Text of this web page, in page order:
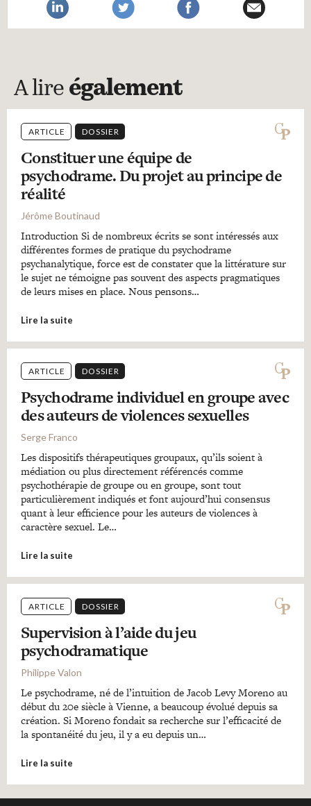
A lire également
ARTICLE DOSSIER
Constituer une équipe de
psychodrame. Du projet au principe de
réalité
Jérôme Boutinaud
Introduction Si de nombreux écrits se sont intéressés aux
différentes formes de pratique du psychodrame
psychanalytique, force est de constater que la littérature sur
le sujet ne témoigne pas souvent des aspects pragmatiques
de leurs mises en place. Nous pensons…
Lire la suite
ARTICLE DOSSIER
Psychodrame individuel en groupe avec
des auteurs de violences sexuelles
Serge Franco
Les dispositifs thérapeutiques groupaux, qu’ils soient à
médiation ou plus directement référencés comme
psychothérapie de groupe ou en groupe, sont tout
particulièrement indiqués et font aujourd’hui consensus
quant à leur efficience pour les auteurs de violences à
caractère sexuel. Le…
Lire la suite
ARTICLE DOSSIER
Supervision à l’aide du jeu
psychodramatique
Philippe Valon
Le psychodrame, né de l’intuition de Jacob Levy Moreno au
début du 20e siècle à Vienne, a beaucoup évolué depuis sa
création. Si Moreno fondait sa recherche sur l’efficacité de
la spontanéité du jeu, il y a eu depuis un…
Lire la suite